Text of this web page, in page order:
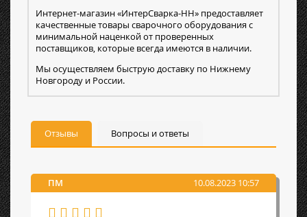
Интернет-магазин «ИнтерСварка-НН» предоставляет
качественные товары сварочного оборудования с
минимальной наценкой от проверенных
поставщиков, которые всегда имеются в наличии.
Мы осуществляем быструю доставку по Нижнему
Новгороду и России.
Отзывы Вопросы и ответы
ПМ 10.08.2023 10:57